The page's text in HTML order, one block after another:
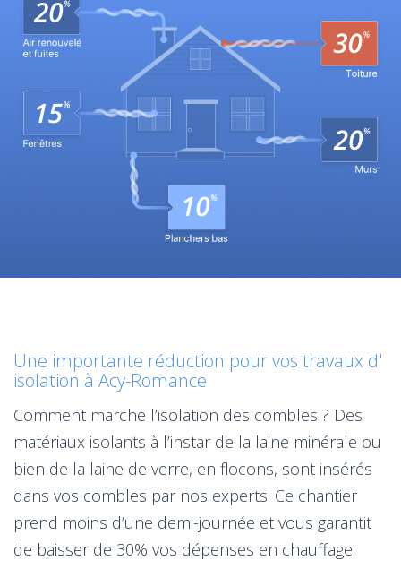
Une importante réduction pour vos travaux d'
isolation à Acy-Romance
Comment marche l’isolation des combles ? Des
matériaux isolants à l’instar de la laine minérale ou
bien de la laine de verre, en flocons, sont insérés
dans vos combles par nos experts. Ce chantier
prend moins d’une demi-journée et vous garantit
de baisser de 30% vos dépenses en chauffage.